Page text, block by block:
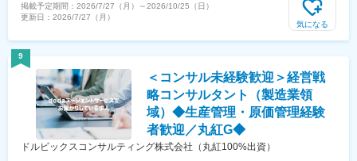
月：111,000円～369,900円（固定残業時間45時間0分/月）超過した時
間外労働の残業手当は追加支給＜月給＞428,600円～1,428,600円（一
す。
掲載予定期間： 2026/7/27（月） ～2026/10/25（日）
更新日： 2026/7/27（月）
気になる
9
＜コンサル未経験歓迎＞経営戦
略コンサルタント（製造業領
域）◆生産管理・原価管理経験
者歓迎／丸紅G◆
ドルビックスコンサルティング株式会社（丸紅100%出資）